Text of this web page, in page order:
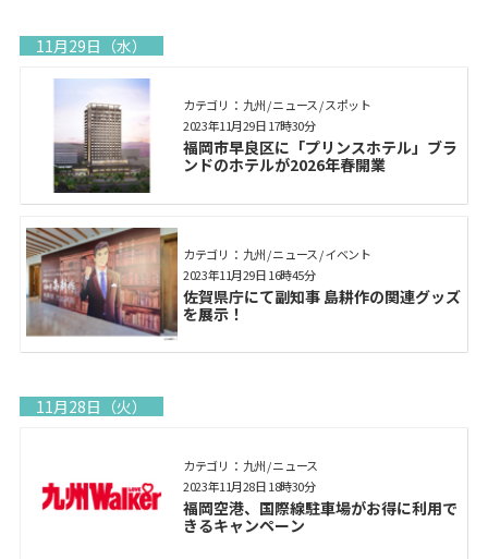
11月29日（水）
カテゴリ： 九州 / ニュース / スポット
福岡市早良区に「プリンスホテル」ブラ
ンドのホテルが2026年春開業
2023年11月29日 17時30分
カテゴリ： 九州 / ニュース / イベント
佐賀県庁にて副知事 島耕作の関連グッズ
を展示！
2023年11月29日 16時45分
11月28日（火）
カテゴリ： 九州 / ニュース
福岡空港、国際線駐車場がお得に利用で
きるキャンペーン
2023年11月28日 18時30分